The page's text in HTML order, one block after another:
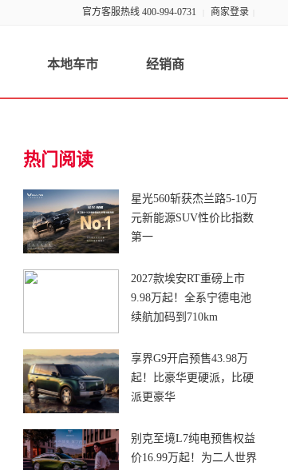
官方客服热线 400-994-0731 商家登录
本地车市 经销商
热门阅读
星光560斩获杰兰路5-10万
元新能源SUV性价比指数
第一
2027款埃安RT重磅上市
9.98万起！全系宁德电池
续航加码到710km
享界G9开启预售43.98万
起！比豪华更硬派，比硬
派更豪华
别克至境L7纯电预售权益
价16.99万起！为二人世界